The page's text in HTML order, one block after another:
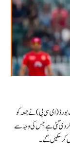
(ای سی بی) نے جمعہ کو
کر دی گئی ہے جس کی وجہ سے
کر سکیں گے۔